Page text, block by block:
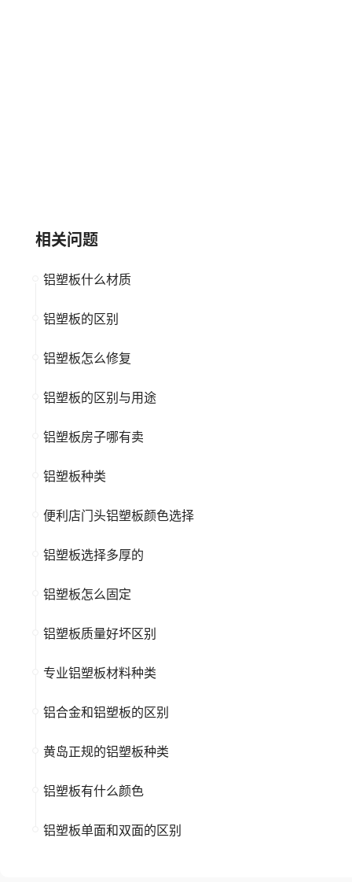
相关问题
铝塑板什么材质
铝塑板的区别
铝塑板怎么修复
铝塑板的区别与用途
铝塑板房子哪有卖
铝塑板种类
便利店门头铝塑板颜色选择
铝塑板选择多厚的
铝塑板怎么固定
铝塑板质量好坏区别
专业铝塑板材料种类
铝合金和铝塑板的区别
黄岛正规的铝塑板种类
铝塑板有什么颜色
铝塑板单面和双面的区别